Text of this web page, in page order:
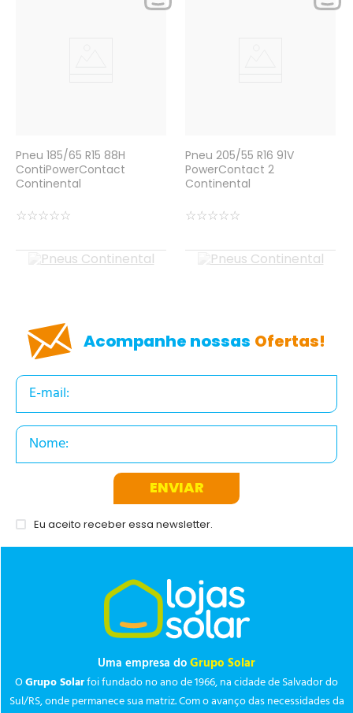
Pneu 185/65 R15 88H
ContiPowerContact
Continental
☆☆☆☆☆
Pneu 205/55 R16 91V
PowerContact 2
Continental
☆☆☆☆☆
Acompanhe nossas Ofertas!
ENVIAR
Eu aceito receber essa newsletter.
Uma empresa doGrupo Solar
OGrupo Solarfoi fundado no ano de 1966, na cidade de Salvador do
Sul/RS, onde permanece sua matriz. Com o avanço das necessidades da